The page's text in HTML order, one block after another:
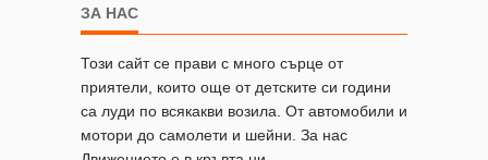
ЗА НАС
Този сайт се прави с много сърце от
приятели, които още от детските си години
са луди по всякакви возила. От автомобили и
мотори до самолети и шейни. За нас